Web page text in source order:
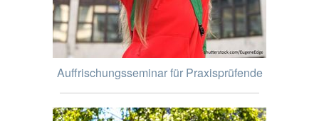
Auffrischungsseminar für Praxisprüfende